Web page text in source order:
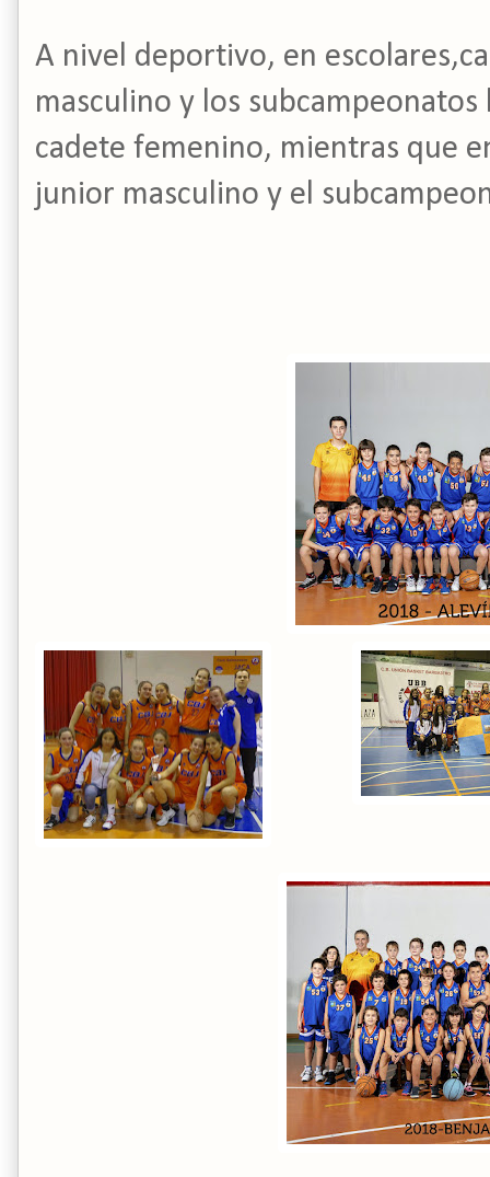
A nivel deportivo, en
masculino y los
cadete femenino, mientras que
junior masculino y el